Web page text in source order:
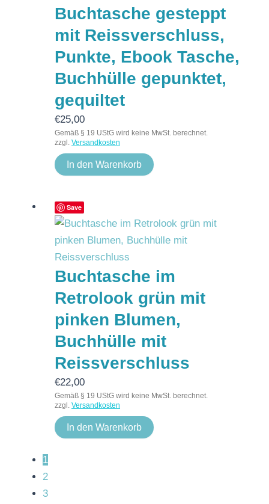
Buchtasche gesteppt
mit Reissverschluss,
Punkte, Ebook Tasche,
Buchhülle gepunktet,
gequiltet
€25,00
Gemäß § 19 UStG wird keine MwSt. berechnet.
zzgl. Versandkosten
In den Warenkorb
Save
Buchtasche im
Retrolook grün mit
pinken Blumen,
Buchhülle mit
Reissverschluss
€22,00
Gemäß § 19 UStG wird keine MwSt. berechnet.
zzgl. Versandkosten
In den Warenkorb
1
2
3